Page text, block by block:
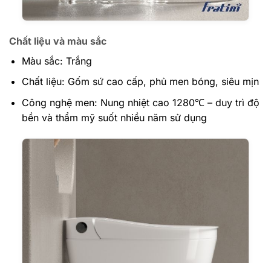
Chất liệu và màu sắc
Màu sắc: Trắng
Chất liệu: Gốm sứ cao cấp, phủ men bóng, siêu mịn
Công nghệ men: Nung nhiệt cao 1280℃ – duy trì độ
bền và thẩm mỹ suốt nhiều năm sử dụng